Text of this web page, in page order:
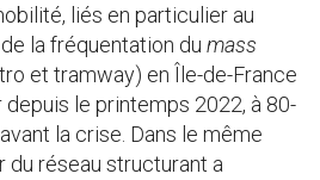
liés en particulier au
la fréquentation du mass
et tramway) en Île-de-France
depuis le printemps 2022, à 80-
la crise. Dans le même
réseau structurant a